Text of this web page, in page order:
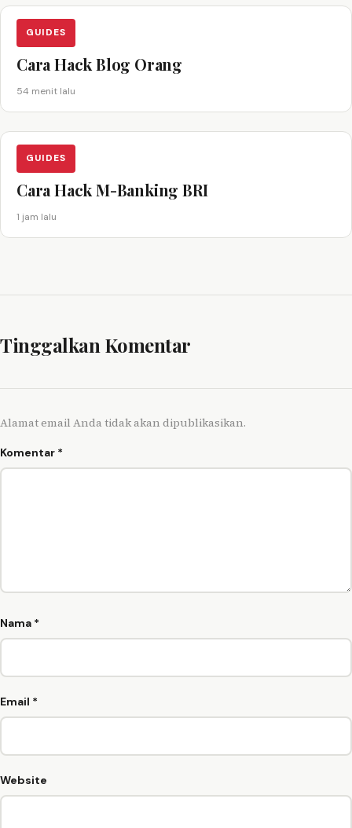
GUIDES
Cara Hack Blog Orang
54 menit lalu
GUIDES
Cara Hack M-Banking BRI
1 jam lalu
Tinggalkan Komentar
Alamat email Anda tidak akan dipublikasikan.
Komentar *
Nama *
Email *
Website